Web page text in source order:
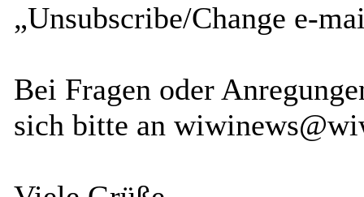
„Unsubscribe/Change e-
Bei Fragen oder
sich bitte an